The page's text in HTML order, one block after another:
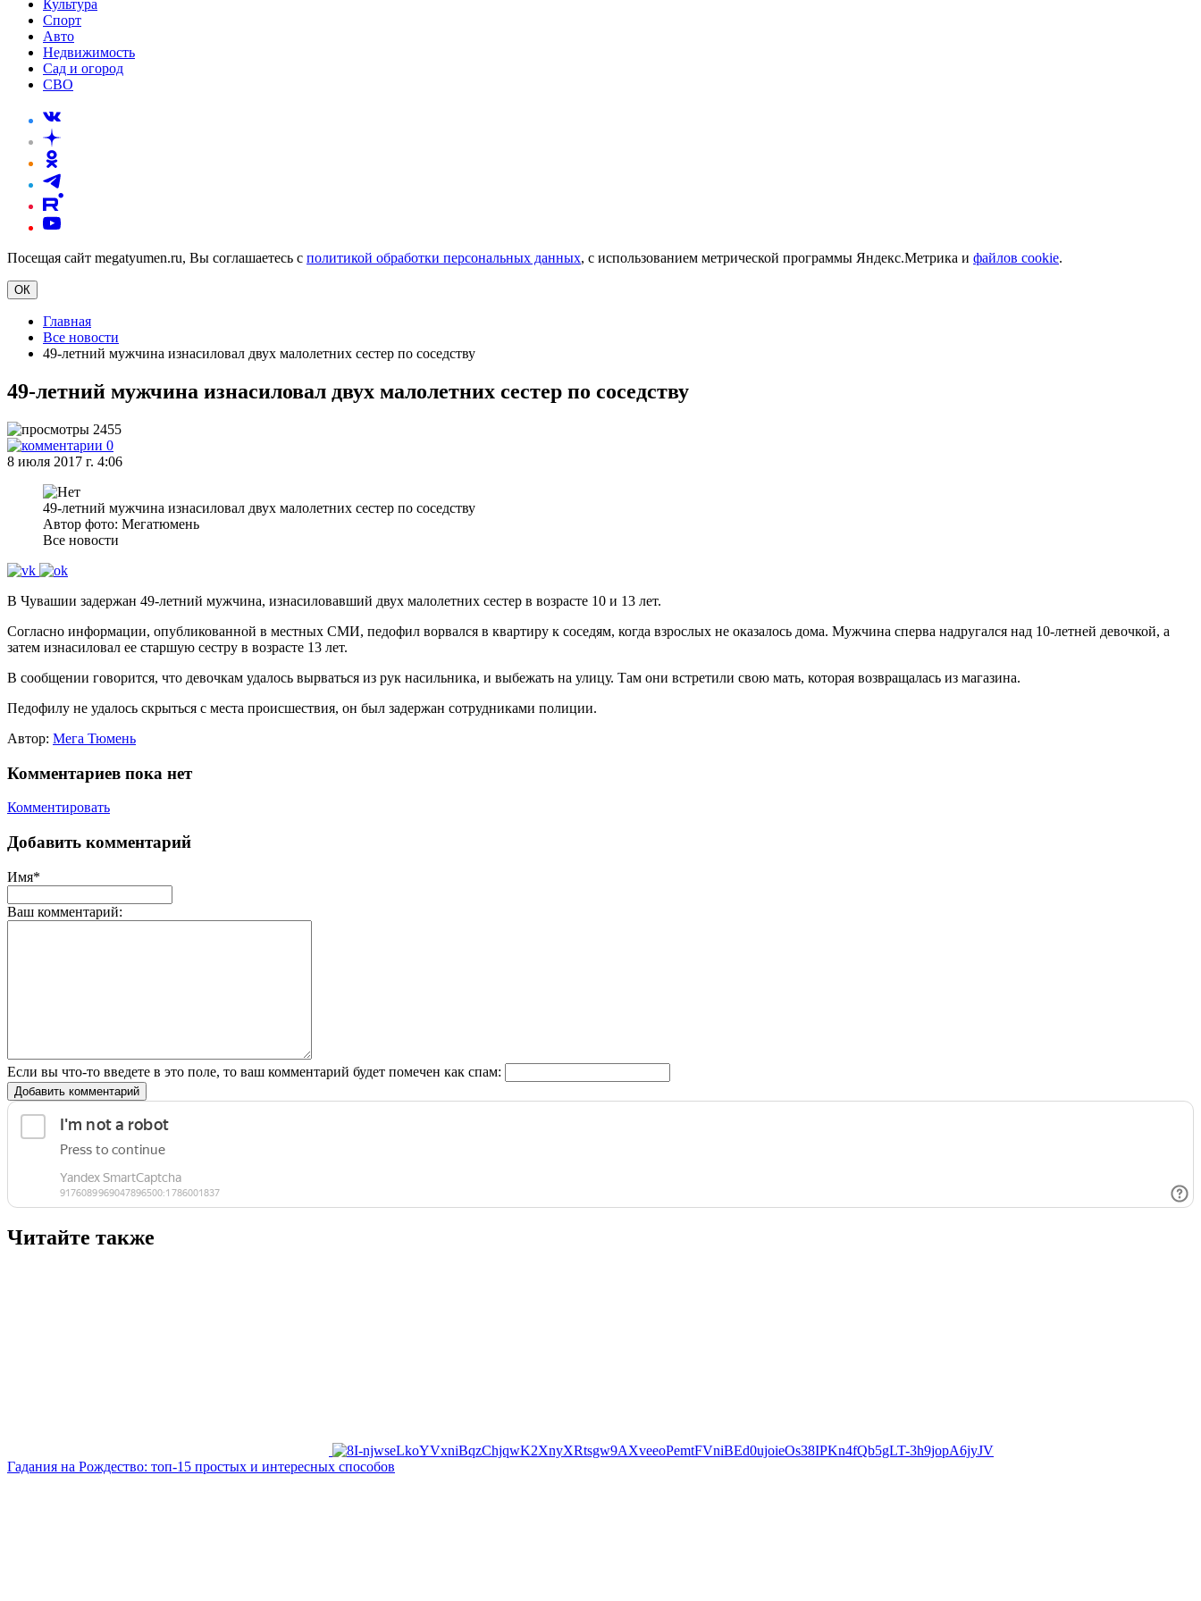
Культура
Спорт
Авто
Недвижимость
Сад и огород
СВО
Посещая сайт megatyumen.ru, Вы соглашаетесь с политикой обработки персональных данных, с использованием метрической программы Яндекс.Метрика и файлов cookie.
ОК
Главная
Все новости
49-летний мужчина изнасиловал двух малолетних сестер по соседству
49-летний мужчина изнасиловал двух малолетних сестер по соседству
2455
0
8 июля 2017 г. 4:06
49-летний мужчина изнасиловал двух малолетних сестер по соседству
Автор фото: Мегатюмень
Все новости
В Чувашии задержан 49-летний мужчина, изнасиловавший двух малолетних сестер в возрасте 10 и 13 лет.
Согласно информации, опубликованной в местных СМИ, педофил ворвался в квартиру к соседям, когда взрослых не оказалось дома. Мужчина сперва надругался над 10-летней девочкой, а
затем изнасиловал ее старшую сестру в возрасте 13 лет.
В сообщении говорится, что девочкам удалось вырваться из рук насильника, и выбежать на улицу. Там они встретили свою мать, которая возвращалась из магазина.
Педофилу не удалось скрыться с места происшествия, он был задержан сотрудниками полиции.
Автор: Мега Тюмень
Комментариев пока нет
Комментировать
Добавить комментарий
Имя*
Ваш комментарий:
Если вы что-то введете в это поле, то ваш комментарий будет помечен как спам:
Добавить комментарий
Читайте также
Гадания на Рождество: топ-15 простых и интересных способов